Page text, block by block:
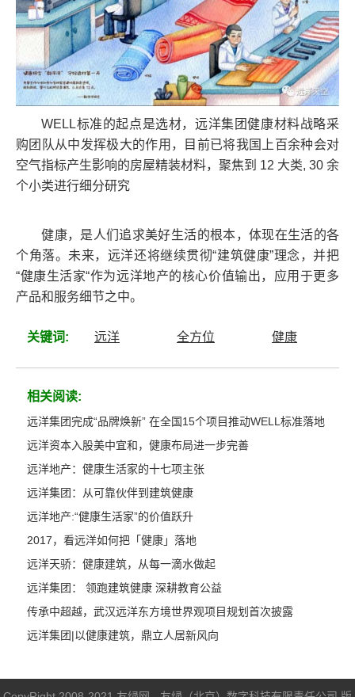
WELL标准的起点是选材，远洋集团健康材料战略采
购团队从中发挥极大的作用，目前已将我国上百余种会对
空气指标产生影响的房屋精装材料，聚焦到 12 大类, 30 余
个小类进行细分研究
健康，是人们追求美好生活的根本，体现在生活的各
个角落。未来，远洋还将继续贯彻“建筑健康”理念，并把
“健康生活家“作为远洋地产的核心价值输出，应用于更多
产品和服务细节之中。
关键词: 远洋 全方位 健康
相关阅读:
远洋集团完成“品牌焕新” 在全国15个项目推动WELL标准落地
远洋资本入股美中宜和，健康布局进一步完善
远洋地产：健康生活家的十七项主张
远洋集团：从可靠伙伴到建筑健康
远洋地产:“健康生活家”的价值跃升
2017，看远洋如何把「健康」落地
远洋天骄：健康建筑，从每一滴水做起
远洋集团： 领跑建筑健康 深耕教育公益
传承中超越，武汉远洋东方境世界观项目规划首次披露
远洋集团|以健康建筑，鼎立人居新风向